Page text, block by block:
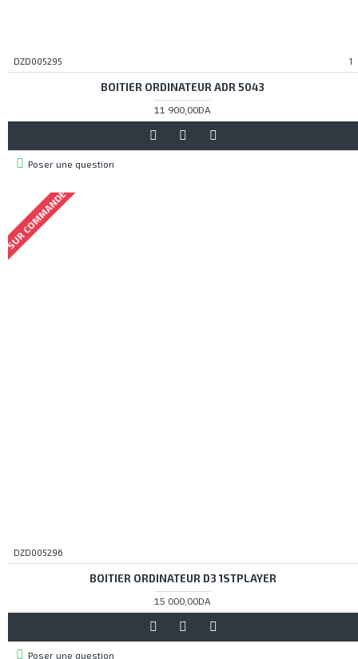
DZD005295 1
BOITIER ORDINATEUR ADR 5043
11 900,00DA
Poser une question
SUR COMMANDE
DZD005296
BOITIER ORDINATEUR D3 1STPLAYER
15 000,00DA
Poser une question